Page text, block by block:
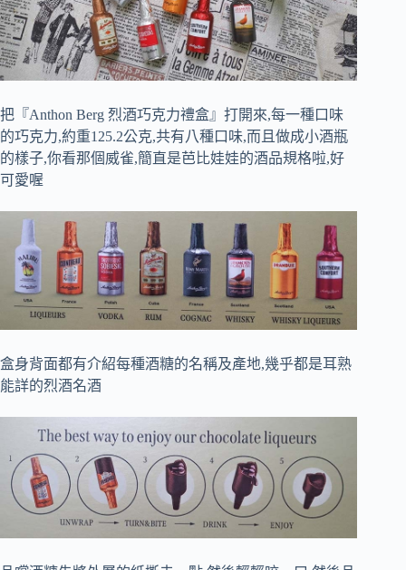
把『Anthon Berg 烈酒巧克力禮盒』打開來,每一種口味
的巧克力,約重125.2公克,共有八種口味,而且做成小酒瓶
的樣子,你看那個威雀,簡直是芭比娃娃的酒品規格啦,好
可愛喔
盒身背面都有介紹每種酒糖的名稱及產地,幾乎都是耳熟
能詳的烈酒名酒